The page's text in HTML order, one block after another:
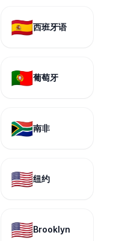
🇪🇸西班牙语
🇵🇹葡萄牙
🇿🇦南非
🇺🇸纽约
🇺🇸Brooklyn